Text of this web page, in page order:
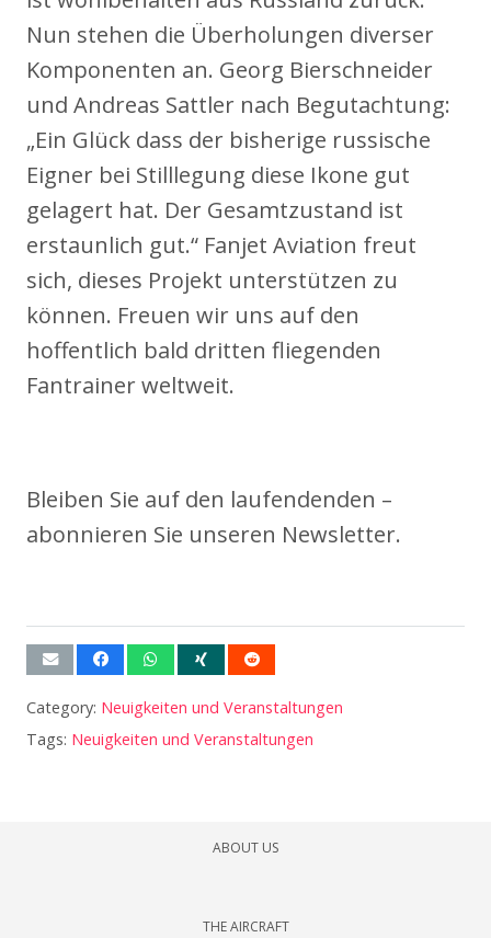
Nun stehen die Überholungen diverser
Komponenten an. Georg Bierschneider
und Andreas Sattler nach Begutachtung:
„Ein Glück dass der bisherige russische
Eigner bei Stilllegung diese Ikone gut
gelagert hat. Der Gesamtzustand ist
erstaunlich gut.“ Fanjet Aviation freut
sich, dieses Projekt unterstützen zu
können. Freuen wir uns auf den
hoffentlich bald dritten fliegenden
Fantrainer weltweit.
Bleiben Sie auf den laufendenden –
abonnieren Sie unseren Newsletter.
Category: Neuigkeiten und Veranstaltungen
Tags: Neuigkeiten und Veranstaltungen
ABOUT US
THE AIRCRAFT